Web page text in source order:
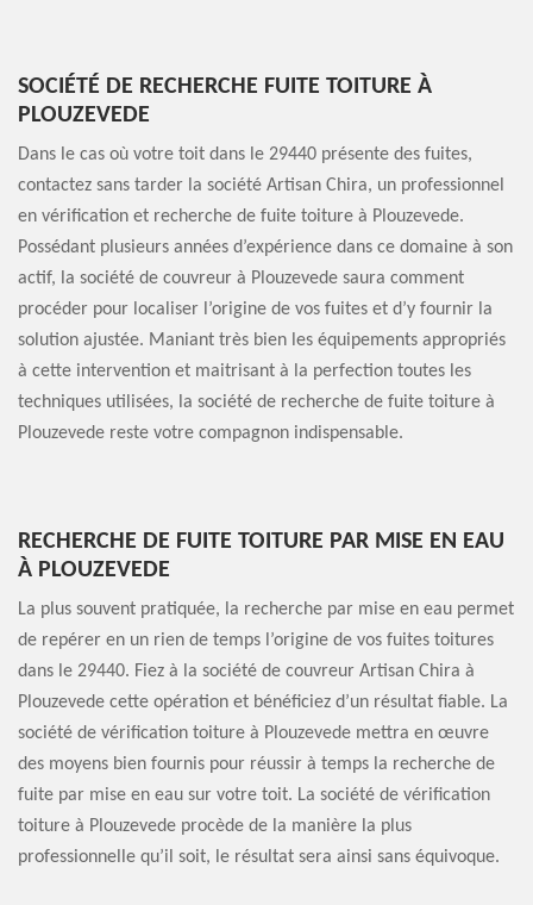
SOCIÉTÉ DE RECHERCHE FUITE TOITURE À
PLOUZEVEDE
Dans le cas où votre toit dans le 29440 présente des fuites,
contactez sans tarder la société Artisan Chira, un professionnel
en vérification et recherche de fuite toiture à Plouzevede.
Possédant plusieurs années d’expérience dans ce domaine à son
actif, la société de couvreur à Plouzevede saura comment
procéder pour localiser l’origine de vos fuites et d’y fournir la
solution ajustée. Maniant très bien les équipements appropriés
à cette intervention et maitrisant à la perfection toutes les
techniques utilisées, la société de recherche de fuite toiture à
Plouzevede reste votre compagnon indispensable.
RECHERCHE DE FUITE TOITURE PAR MISE EN EAU
À PLOUZEVEDE
La plus souvent pratiquée, la recherche par mise en eau permet
de repérer en un rien de temps l’origine de vos fuites toitures
dans le 29440. Fiez à la société de couvreur Artisan Chira à
Plouzevede cette opération et bénéficiez d’un résultat fiable. La
société de vérification toiture à Plouzevede mettra en œuvre
des moyens bien fournis pour réussir à temps la recherche de
fuite par mise en eau sur votre toit. La société de vérification
toiture à Plouzevede procède de la manière la plus
professionnelle qu’il soit, le résultat sera ainsi sans équivoque.